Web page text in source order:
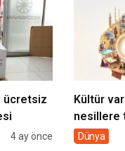
ücretsiz
4 ay önce
Kültür
nesillere
Dünya